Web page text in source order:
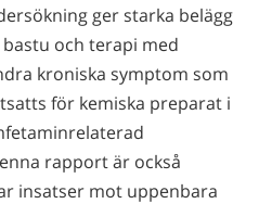
ger starka belägg
och terapi med
kroniska symptom som
för kemiska preparat i
rapport är också
insatser mot uppenbara